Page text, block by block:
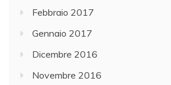
Febbraio 2017
Gennaio 2017
Dicembre 2016
Novembre 2016